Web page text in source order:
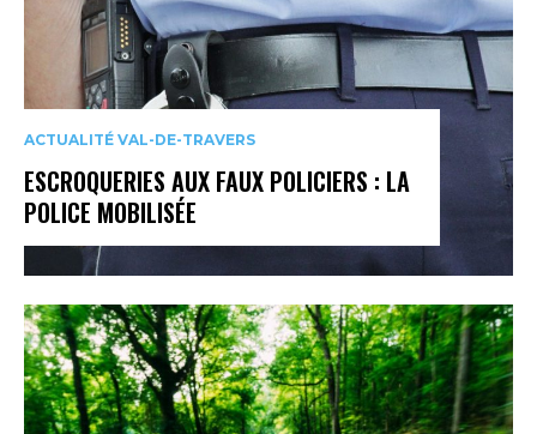
ACTUALITÉ VAL-DE-TRAVERS
ESCROQUERIES AUX FAUX POLICIERS : LA
POLICE MOBILISÉE